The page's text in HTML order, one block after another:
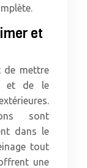
et
de mettre
et de le
sont
dans le
tout
une